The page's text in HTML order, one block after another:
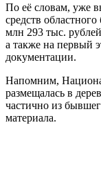
По её словам, уже
средств
млн 293 тыс.
а также на первый
документации.
Напомним,
размещалась в
частично из
материала.